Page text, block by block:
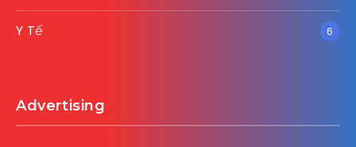
Y Tế 6
Advertising